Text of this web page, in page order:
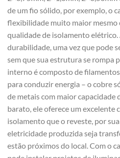
de um fio sólido, por exemplo, o
flexibilidade muito maior mesmo
qualidade de isolamento
durabilidade, uma vez que pode
sem que sua estrutura se rompa
interno é composto de
para conduzir energia – o cobre
de metais com maior capacidade
barato, ele oferece um excelente
isolamento que o reveste, por
eletricidade produzida seja
estão próximos do local. Com o